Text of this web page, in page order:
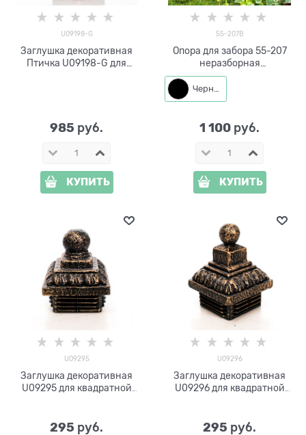
U09198-G
Заглушка декоративная
Птичка U09198-G для
985 руб.
КУПИТЬ
55-207B
Опора для забора 55-207
неразборная
металлическая h=40 см
Черный
1 100 руб.
КУПИТЬ
U09295
Заглушка декоративная
U09295 для квадратной
295 руб.
U09296
Заглушка декоративная
U09296 для квадратной
295 руб.